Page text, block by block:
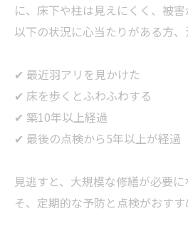
に、床下や柱は見えにくく、被害
以下の状況に心当たりがある方、
✔ 最近羽アリを見かけた
✔ 床を歩くとふわふわする
✔ 築10年以上経過
✔ 最後の点検から5年以上が経過
見逃すと、大規模な修繕が必要
そ、定期的な予防と点検がおす